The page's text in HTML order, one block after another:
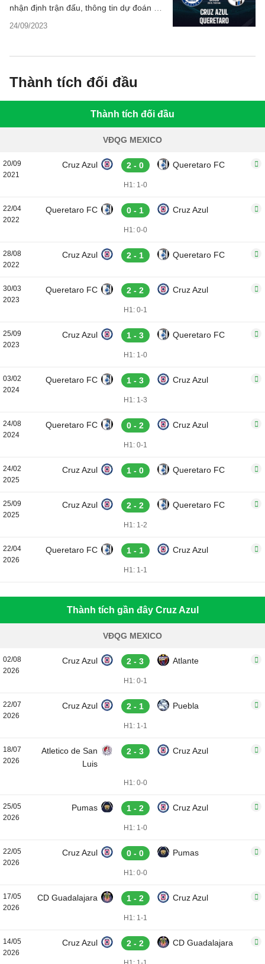
24/09/2023
nhận định trận đấu, thông tin dự đoán kết
quả, phân tích chi tiết về hai đội.
Thành tích đối đầu
Thành tích đối đầu
VĐQG MEXICO
20/09
2021
Cruz Azul 2 - 0 Queretaro FC
H1: 1-0
22/04
2022
Queretaro FC 0 - 1 Cruz Azul
H1: 0-0
28/08
2022
Cruz Azul 2 - 1 Queretaro FC
30/03
2023
Queretaro FC 2 - 2 Cruz Azul
H1: 0-1
25/09
2023
Cruz Azul 1 - 3 Queretaro FC
H1: 1-0
03/02
2024
Queretaro FC 1 - 3 Cruz Azul
H1: 1-3
24/08
2024
Queretaro FC 0 - 2 Cruz Azul
H1: 0-1
24/02
2025
Cruz Azul 1 - 0 Queretaro FC
25/09
2025
Cruz Azul 2 - 2 Queretaro FC
H1: 1-2
22/04
2026
Queretaro FC 1 - 1 Cruz Azul
H1: 1-1
Thành tích gần đây Cruz Azul
VĐQG MEXICO
02/08
2026
Cruz Azul 2 - 3 Atlante
H1: 0-1
22/07
2026
Cruz Azul 2 - 1 Puebla
H1: 1-1
18/07
2026
Atletico de San
Luis
2 - 3 Cruz Azul
H1: 0-0
25/05
2026
Pumas 1 - 2 Cruz Azul
H1: 1-0
22/05
2026
Cruz Azul 0 - 0 Pumas
H1: 0-0
17/05
2026
CD Guadalajara 1 - 2 Cruz Azul
H1: 1-1
14/05
2026
Cruz Azul 2 - 2 CD Guadalajara